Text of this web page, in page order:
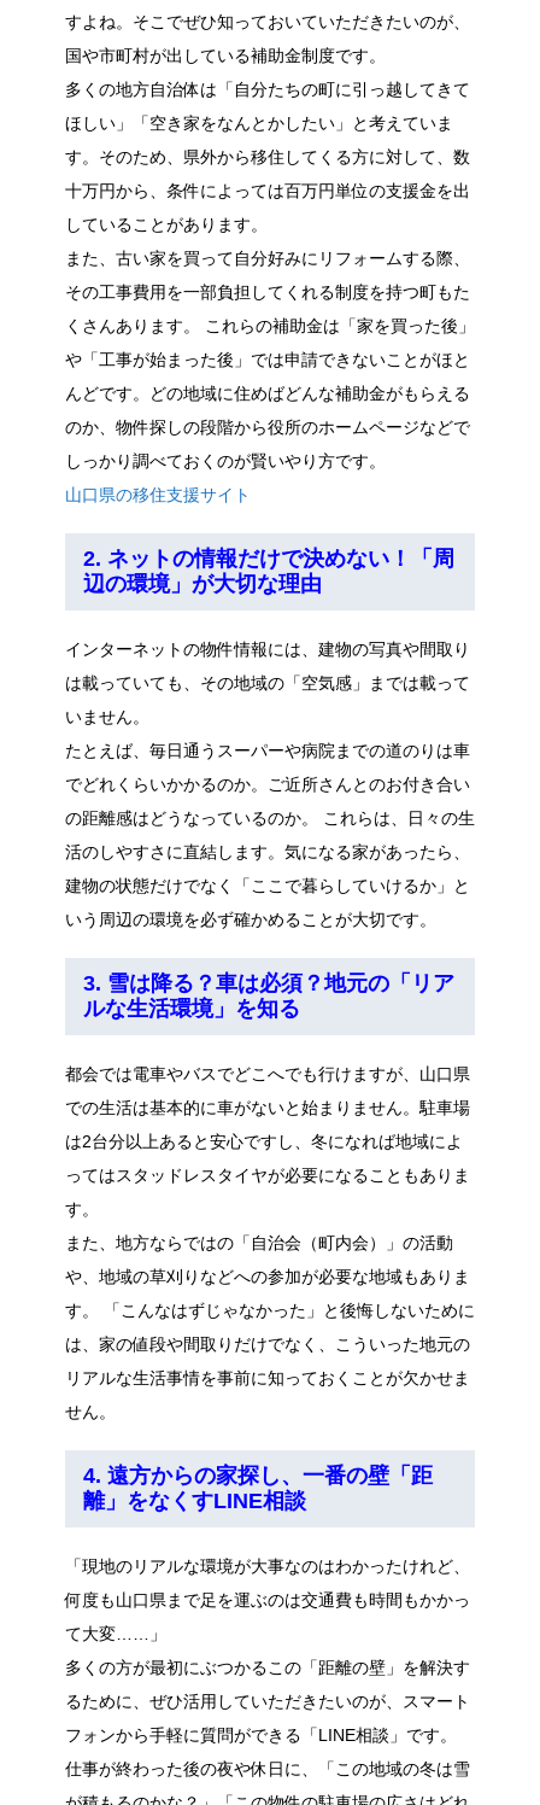
すよね。そこでぜひ知っておいていただきたいのが、
国や市町村が出している補助金制度です。
多くの地方自治体は「自分たちの町に引っ越してきて
ほしい」「空き家をなんとかしたい」と考えていま
す。そのため、県外から移住してくる方に対して、数
十万円から、条件によっては百万円単位の支援金を出
していることがあります。
また、古い家を買って自分好みにリフォームする際、
その工事費用を一部負担してくれる制度を持つ町もた
くさんあります。 これらの補助金は「家を買った後」
や「工事が始まった後」では申請できないことがほと
んどです。どの地域に住めばどんな補助金がもらえる
のか、物件探しの段階から役所のホームページなどで
しっかり調べておくのが賢いやり方です。
山口県の移住支援サイト
2. ネットの情報だけで決めない！「周
辺の環境」が大切な理由
インターネットの物件情報には、建物の写真や間取り
は載っていても、その地域の「空気感」までは載って
いません。
たとえば、毎日通うスーパーや病院までの道のりは車
でどれくらいかかるのか。ご近所さんとのお付き合い
の距離感はどうなっているのか。 これらは、日々の生
活のしやすさに直結します。気になる家があったら、
建物の状態だけでなく「ここで暮らしていけるか」と
いう周辺の環境を必ず確かめることが大切です。
3. 雪は降る？車は必須？地元の「リア
ルな生活環境」を知る
都会では電車やバスでどこへでも行けますが、山口県
での生活は基本的に車がないと始まりません。駐車場
は2台分以上あると安心ですし、冬になれば地域によ
ってはスタッドレスタイヤが必要になることもありま
す。
また、地方ならではの「自治会（町内会）」の活動
や、地域の草刈りなどへの参加が必要な地域もありま
す。 「こんなはずじゃなかった」と後悔しないために
は、家の値段や間取りだけでなく、こういった地元の
リアルな生活事情を事前に知っておくことが欠かせま
せん。
4. 遠方からの家探し、一番の壁「距
離」をなくすLINE相談
「現地のリアルな環境が大事なのはわかったけれど、
何度も山口県まで足を運ぶのは交通費も時間もかかっ
て大変……」
多くの方が最初にぶつかるこの「距離の壁」を解決す
るために、ぜひ活用していただきたいのが、スマート
フォンから手軽に質問ができる「LINE相談」です。
仕事が終わった後の夜や休日に、「この地域の冬は雪